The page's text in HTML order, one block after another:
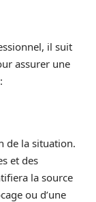
il suit
assurer une
de la situation.
et des
la source
ou d’une